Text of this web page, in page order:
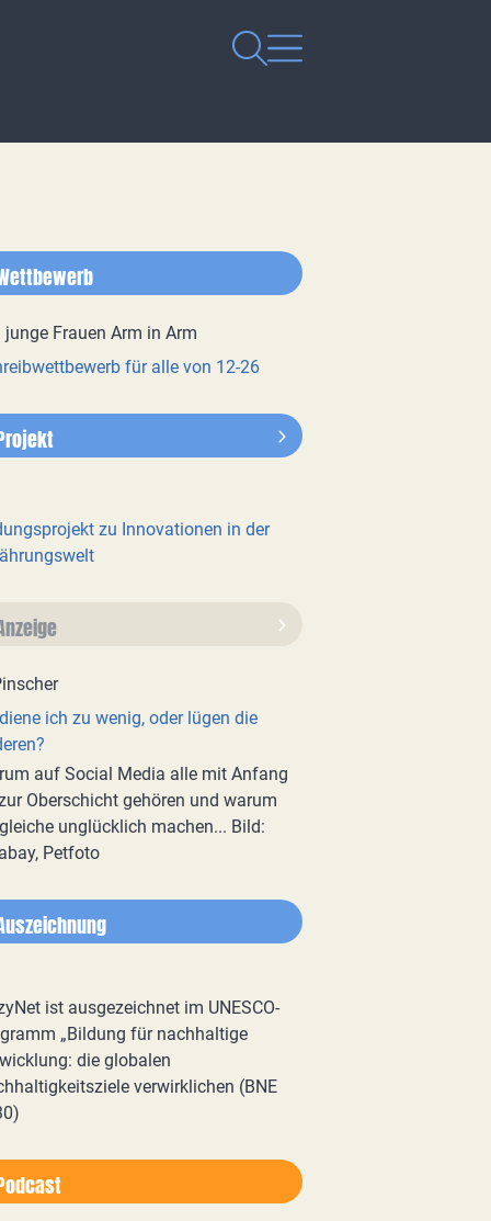
für alle von 12-26
zu Innovationen in der
ich zu wenig, oder lügen die
auf Social Media alle mit Anfang
Oberschicht gehören und warum
unglücklich machen... Bild:
Petfoto
ist ausgezeichnet im UNESCO-
„Bildung für nachhaltige
die globalen
verwirklichen (BNE